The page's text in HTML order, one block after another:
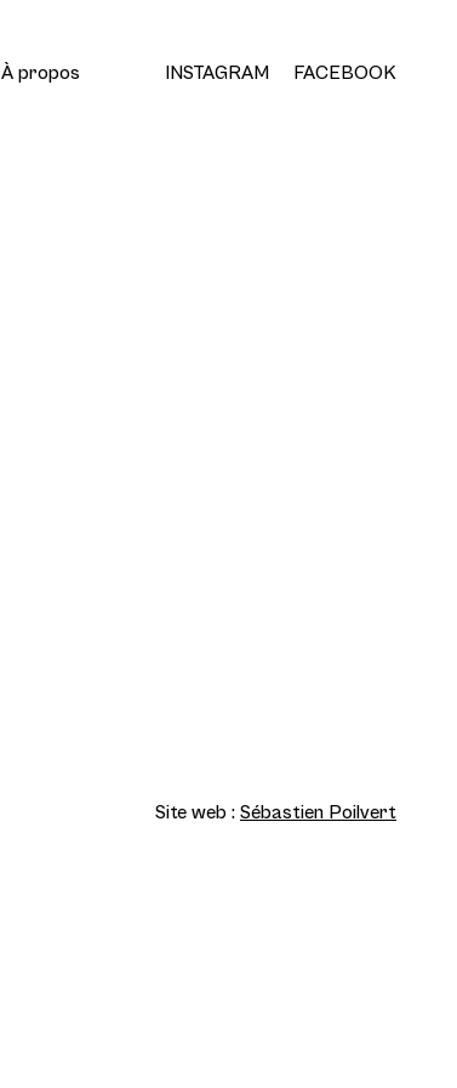
À propos INSTAGRAM FACEBOOK
Site web : Sébastien Poilvert